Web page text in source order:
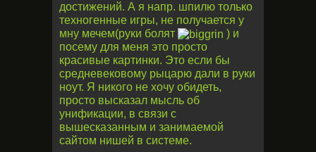
достижений. А я напр. шпилю только
техногенные игры, не получается у
мну мечем(руки болят
) и
посему для меня это просто
красивые картинки. Это если бы
средневековому рыцарю дали в руки
ноут. Я никого не хочу обидеть,
просто высказал мысль об
унификации, в связи с
вышесказанным и занимаемой
сайтом нишей в системе.